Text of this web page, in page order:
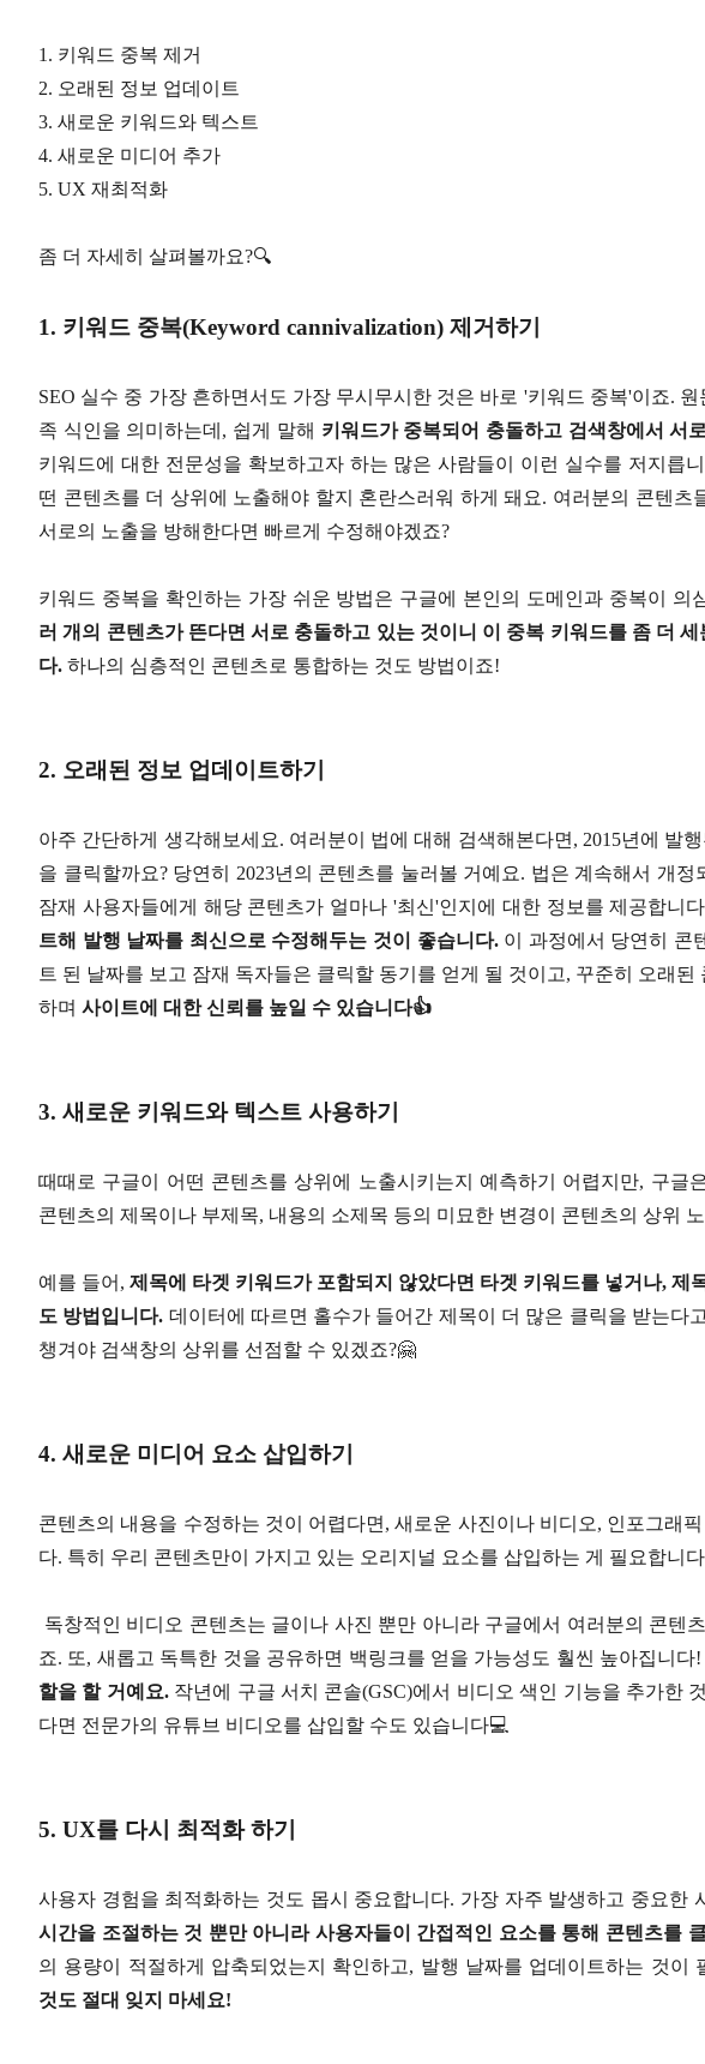
1. 키워드 중복 제거
2. 오래된 정보 업데이트
3. 새로운 키워드와 텍스트
4. 새로운 미디어 추가
5. UX 재최적화
좀 더 자세히 살펴볼까요?🔍
1. 키워드 중복(Keyword cannivalization) 제거하기
SEO 실수 중 가장 흔하면서도 가장 무시무시한 것은 바로 '키워드 중복'이죠. 원
족 식인을 의미하는데, 쉽게 말해 키워드가 중복되어 충돌하고 검색창에서 서
키워드에 대한 전문성을 확보하고자 하는 많은 사람들이 이런 실수를 저지릅
떤 콘텐츠를 더 상위에 노출해야 할지 혼란스러워 하게 돼요. 여러분의 콘텐츠
서로의 노출을 방해한다면 빠르게 수정해야겠죠?
키워드 중복을 확인하는 가장 쉬운 방법은 구글에 본인의 도메인과 중복이 의
러 개의 콘텐츠가 뜬다면 서로 충돌하고 있는 것이니 이 중복 키워드를 좀 더
다. 하나의 심층적인 콘텐츠로 통합하는 것도 방법이죠!
2. 오래된 정보 업데이트하기
아주 간단하게 생각해보세요. 여러분이 법에 대해 검색해본다면, 2015년에 발
을 클릭할까요? 당연히 2023년의 콘텐츠를 눌러볼 거예요. 법은 계속해서 개
잠재 사용자들에게 해당 콘텐츠가 얼마나 '최신'인지에 대한 정보를 제공합니
트해 발행 날짜를 최신으로 수정해두는 것이 좋습니다.이 과정에서 당연히 콘
트 된 날짜를 보고 잠재 독자들은 클릭할 동기를 얻게 될 것이고, 꾸준히 오래
하며 사이트에 대한 신뢰를 높일 수 있습니다👍
3. 새로운 키워드와 텍스트 사용하기
때때로 구글이 어떤 콘텐츠를 상위에 노출시키는지 예측하기 어렵지만, 구글
콘텐츠의 제목이나 부제목, 내용의 소제목 등의 미묘한 변경이 콘텐츠의 상위
예를 들어,제목에 타겟 키워드가 포함되지 않았다면 타겟 키워드를 넣거나, 제
도 방법입니다. 데이터에 따르면 홀수가 들어간 제목이 더 많은 클릭을 받는다
챙겨야 검색창의 상위를 선점할 수 있겠죠?🤗
4. 새로운 미디어 요소 삽입하기
콘텐츠의 내용을 수정하는 것이 어렵다면, 새로운 사진이나 비디오, 인포그래
다. 특히 우리 콘텐츠만이 가지고 있는 오리지널 요소를 삽입하는 게 필요합니
독창적인 비디오 콘텐츠는 글이나 사진 뿐만 아니라 구글에서 여러분의 콘텐
죠. 또, 새롭고 독특한 것을 공유하면 백링크를 얻을 가능성도 훨씬 높아집니다!
할을 할 거예요.작년에 구글 서치 콘솔(GSC)에서 비디오 색인 기능을 추가한
다면 전문가의 유튜브 비디오를 삽입할 수도 있습니다💻
5. UX를 다시 최적화 하기
사용자 경험을 최적화하는 것도 몹시 중요합니다. 가장 자주 발생하고 중요한
시간을 조절하는 것 뿐만 아니라 사용자들이 간접적인 요소를 통해 콘텐츠를
의 용량이 적절하게 압축되었는지 확인하고, 발행 날짜를 업데이트하는 것이
것도 절대 잊지 마세요!